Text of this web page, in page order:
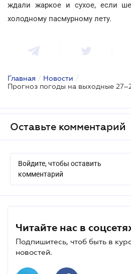
ждали жаркое и сухое, если
холодному пасмурному лету.
Главная / Новости /
Оставьте комментарий
Войдите, чтобы оставить
комментарий
Читайте нас в
Подпишитесь, чтоб быть в
новостей.